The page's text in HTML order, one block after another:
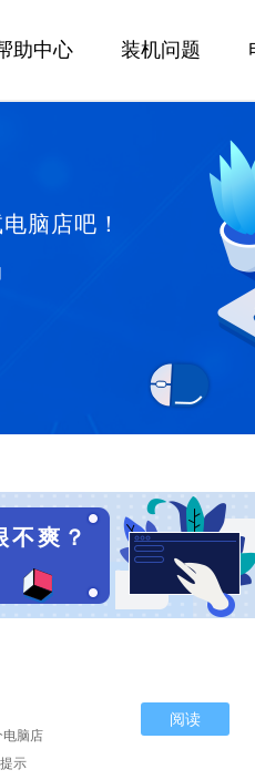
助中心 装机问题
脑店吧！
爽？
电脑店
示
阅读